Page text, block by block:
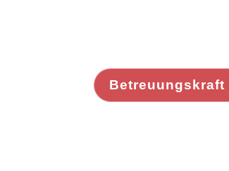
Betreuungskraft